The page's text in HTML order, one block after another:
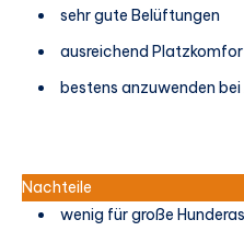
sehr gute Belüftungen
ausreichend
bestens anzuwenden
Nachteile
wenig für große